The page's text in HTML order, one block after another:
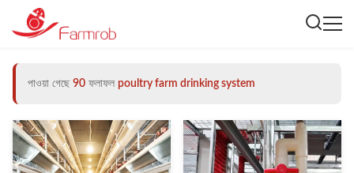
পাওয়া গেছে 90 ফলাফল poultry farm drinking system